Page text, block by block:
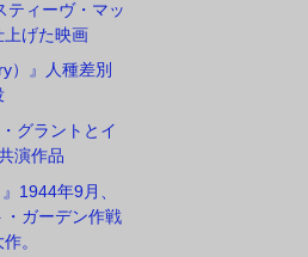
ティーヴ・マッ
上げた映画
）』人種差別
グラントとイ
演作品
1944年9月、
ガーデン作戦
。